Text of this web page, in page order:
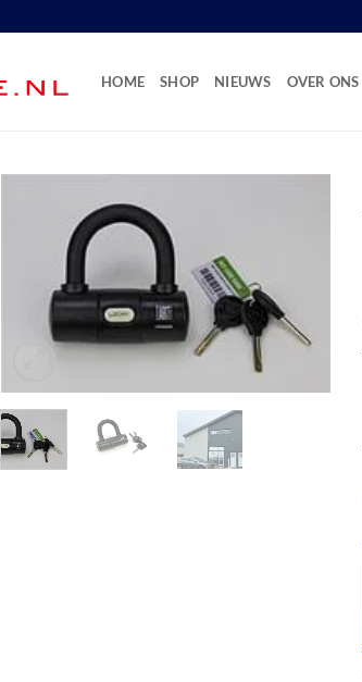
HOME SHOP NIEUWS OVER ONS